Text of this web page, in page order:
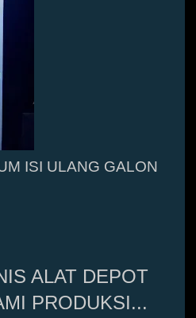
ISI ULANG GALON
ALAT DEPOT
PRODUKSI...